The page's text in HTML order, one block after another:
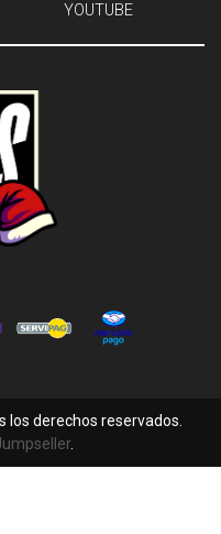
YOUTUBE
los derechos reservados.
.